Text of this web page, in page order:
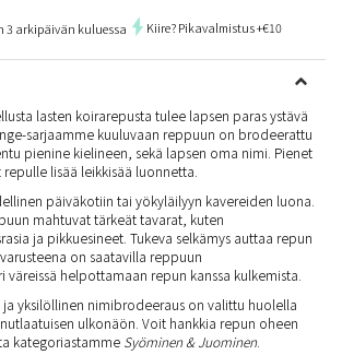
3 arkipäivän kuluessa Kiire? Pikavalmistus +€10
lasten koirarepusta tulee lapsen paras ystävä
sarjaamme kuuluvaan reppuun on brodeerattu
pienine kielineen, sekä lapsen oma nimi. Pienet
lisää leikkisää luonnetta.
päiväkotiin tai yökyläilyyn kavereiden luona.
mahtuvat tärkeät tavarat, kuten
ja pikkuesineet. Tukeva selkämys auttaa repun
on saatavilla reppuun
väreissä helpottamaan repun kanssa kulkemista.
ja yksilöllinen nimibrodeeraus on valittu huolella
ulkonäön. Voit hankkia repun oheen
kategoriastamme Syöminen & Juominen.